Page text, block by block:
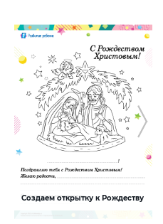
Создаем открытку к Рождеству